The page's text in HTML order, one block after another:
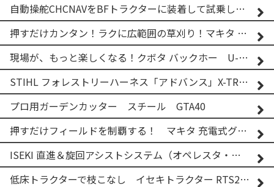
自動操舵CHCNAVをBFトラクターに装着して試乗してみた！！ CHCNAV NX610
押すだけカンタン！ラクに広範囲の草刈り！マキタ バッテリー式草刈り機 MUG001G 2
現場が、もっと楽しくなる！クボタ バックホー U-25-3A
STIHL フォレストリーハーネス「アドバンス」X-TREEm
プロ用ガーデンカッター スチール GTA40
押すだけフィールドを制覇する！ マキタ 充電式グランドトリマー MUG001G
ISEKI 直進＆旋回アシストシステム（オペレスタ・ターン）搭載 イセキ 乗用田植機 PRJ8D-ZJL
低床トラクターで枝こなし イセキトラクター RTS205NS & フレールモア FNC1202F